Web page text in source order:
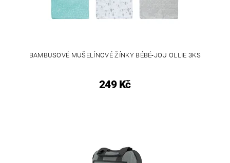
BAMBUSOVÉ MUŠELÍNOVÉ ŽÍNKY BÉBÉ-JOU OLLIE 3KS
249 Kč